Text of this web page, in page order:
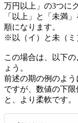
万円以上」の3つに
「以上」と「未満
順になります。
※以（イ）と未（ミ
この場合は、以下
ょう。
前述の期の例のよ
ですが、数値の下
と、より柔軟です。